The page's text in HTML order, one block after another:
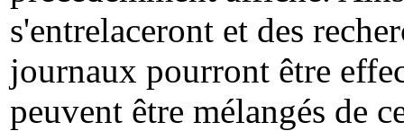
s'entrelaceront et des
journaux pourront être
peuvent être mélangés de